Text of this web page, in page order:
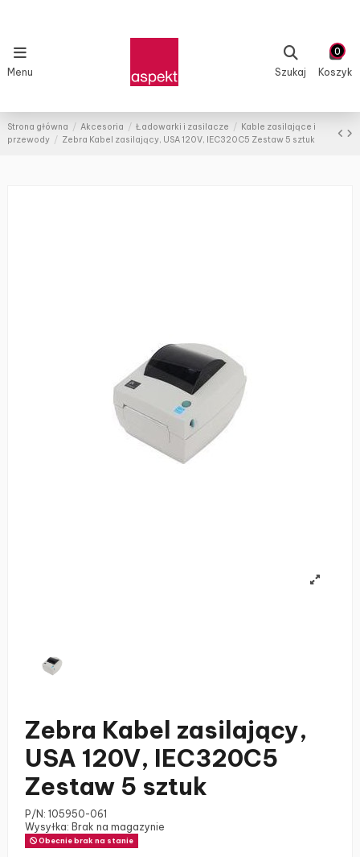
Menu Szukaj
0
Koszyk
Strona główna Akcesoria Ładowarki i zasilacze
Kable zasilające i
przewody
Zebra Kabel zasilający, USA 120V, IEC320C5 Zestaw 5 sztuk
Zebra Kabel zasilający,
USA 120V, IEC320C5
Zestaw 5 sztuk
P/N: 105950-061
Wysyłka: Brak na magazynie
Obecnie brak na stanie